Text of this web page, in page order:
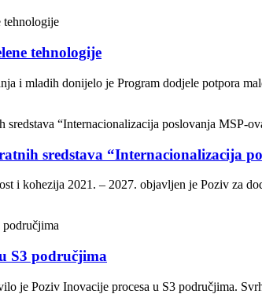
tehnologije
i mladih donijelo je Program dodjele potpora
sredstava “Internacionalizacija
i kohezija 2021. – 2027. objavljen je Poziv za
S3 područjima
je Poziv Inovacije procesa u S3 područjima.